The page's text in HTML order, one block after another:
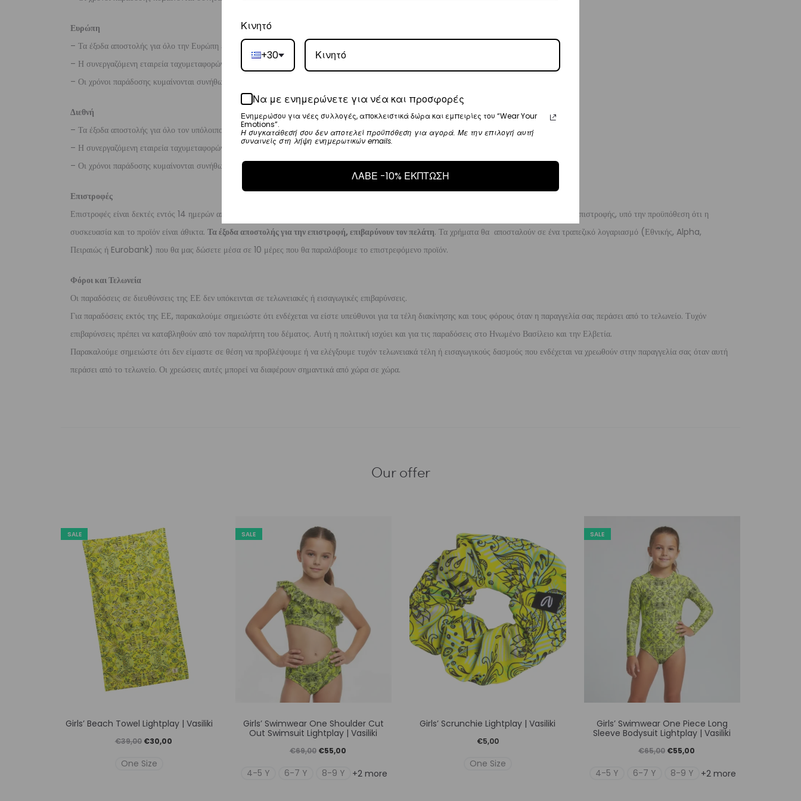
Ευρώπη
– Τα έξοδα αποστολής για όλο την Ευρώπη είναι στα
– Η συνεργαζόμενη εταιρεία ταχυμεταφορών,
, θα αναλάβει την παράδοσή σας.
– Οι χρόνοι παράδοσης κυμαίνονται συνήθως από 3-8 εργάσιμες ημέρες.
Διεθνή
– Τα έξοδα αποστολής για όλο τον υπόλοιπο κόσμο είναι στα€35.
– Η συνεργαζόμενη εταιρεία ταχυμεταφορών,
, θα αναλάβει την παράδοσή σας.
– Οι χρόνοι παράδοσης κυμαίνονται συνήθως από 3-10 εργάσιμες ημέρες.
Επιστροφές
Επιστροφές είναι δεκτές εντός 14 ημερών από την ημερομηνία αγοράς του προϊόντος χωρίς να έχετε την υποχρέωση να αναφέρετε τους λόγους της επιστροφής, υπό την προϋπόθεση ότι η
συσκευασία και το προϊόν είναι άθικτα. Τα έξοδα αποστολής για την επιστροφή, επιβαρύνουν τον πελάτη. Τα χρήματα θα αποσταλούν σε ένα τραπεζικό λογαριασμό (Εθνικής, Alpha,
Πειραιώς ή Eurobank) που θα μας δώσετε μέσα σε 10 μέρες που θα παραλάβουμε το επιστρεφόμενο προϊόν.
Φόροι και Τελωνεία
Οι παραδόσεις σε διευθύνσεις της ΕΕ δεν υπόκεινται σε τελωνειακές ή εισαγωγικές επιβαρύνσεις.
Για παραδόσεις εκτός της ΕΕ, παρακαλούμε σημειώστε ότι ενδέχεται να είστε υπεύθυνοι για τα τέλη διακίνησης και τους φόρους όταν η παραγγελία σας περάσει από το τελωνείο. Τυχόν
επιβαρύνσεις πρέπει να καταβληθούν από τον παραλήπτη του δέματος. Αυτή η πολιτική ισχύει και για τις παραδόσεις στο Ηνωμένο Βασίλειο και την Ελβετία.
Παρακαλούμε σημειώστε ότι δεν είμαστε σε θέση να προβλέψουμε ή να ελέγξουμε τυχόν τελωνειακά τέλη ή εισαγωγικούς δασμούς που ενδέχεται να χρεωθούν στην παραγγελία σας όταν αυτή
περάσει από το τελωνείο. Οι χρεώσεις αυτές μπορεί να διαφέρουν σημαντικά από χώρα σε χώρα.
Our offer
SALE
το
προϊόν
έχει
Girls’ Beach Towel Lightplay | Vasiliki
€39,00 Original
price
€30,00Η
One Size
SALE
το
προϊόν
Girls’ Swimwear One Shoulder Cut
Out Swimsuit Lightplay | Vasiliki
€69,00 Original
price
€55,00Η
τρέχουσα
4-5 Y 6-7 Y 8-9 Y +2 more
το
έχει
Girls’ Scrunchie Lightplay | Vasiliki
€5,00
One Size
SALE
το
προϊόν
Girls’ Swimwear One Piece Long
Sleeve Bodysuit Lightplay | Vasiliki
€65,00 Original
price
€55,00Η
τρέχουσα
4-5 Y 6-7 Y 8-9 Y +2 more
Κινητό
+30
Να με ενημερώνετε για νέα και προσφορές
Ενημερώσου για νέες συλλογές, αποκλειστικά δώρα και εμπειρίες του “Wear Your
Emotions”.
Η συγκατάθεσή σου δεν αποτελεί προϋπόθεση για αγορά. Με την επιλογή αυτή
συναινείς στη λήψη ενημερωτικών emails.
ΛΑΒΕ -10% ΕΚΠΤΩΣΗ